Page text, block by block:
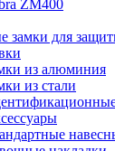
ZM400
замки для
из алюминия
из стали